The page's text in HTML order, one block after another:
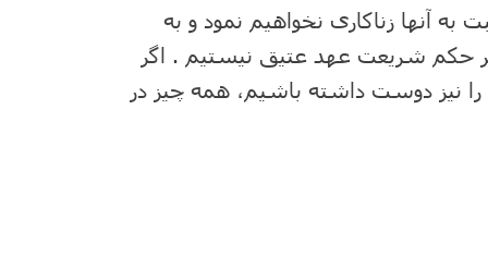
آنها زناکاری نخواهیم نمود و به
زیر حکم شریعت عهد عتیق نیستیم . اگر
را نیز دوست داشته باشیم، همه چیز در